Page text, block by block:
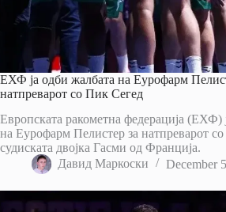
ЕХФ ја одби жалбата на Еурофарм
натпреварот со Пик Сегед
Европската ракометна федерација (ЕХФ)
на Еурофарм Пелистер за натпреварот
судиската двојка Гасми од Франција.
Давид Маркоски
December